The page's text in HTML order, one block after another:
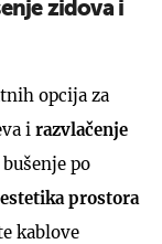
zidova i
opcija za
i razvlačenje
po
prostora
kablove